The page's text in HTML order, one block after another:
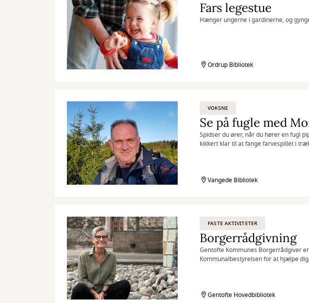
Fars legestue
Hænger ungerne i gardinerne, og
Ordrup Bibliotek
VOKSNE
Se på fugle med
Spidser du ører, når du hører en fugl
kikkert klar til at fange farvespillet i
Vangede Bibliotek
FASTE AKTIVITETER
Borgerrådgivning
Gentofte Kommunes Borgerrådgiver
Kommunalbestyrelsen for at hjælpe
Gentofte Hovedbibliotek